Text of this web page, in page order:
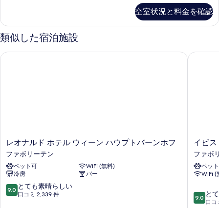
表
示
す
て
の
写
真
の
詳
細
空室状況と料金を確認
類似した宿泊施設
レ
オ
ナ
ル
ド
ホ
テ
レオナルド ホテル ウィーン ハウプトバーンホフ
ファボリーテン
ペット可
WiFi (無料)
冷房
バー
10
段
9.0 とても素晴らしい
口コミ 2,339 件
レオナルド ホテル ウィーン ハウプトバーンホフ
イ
ビ
ス
ウ
ィ
ン
ハ
イビ
ファボ
ペッ
WiFi (
10
段
9.0 と
口コ
イビス